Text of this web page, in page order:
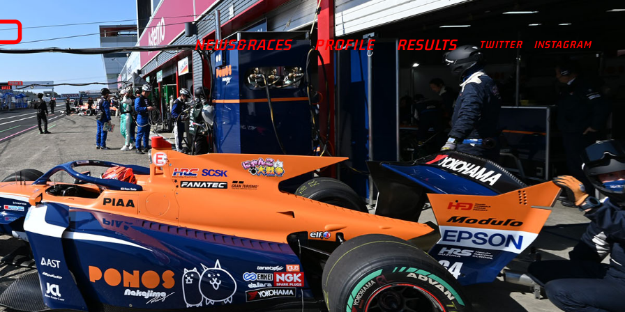
NEWS&RACES PROFILE RESULTS TWITTER INSTAGRAM